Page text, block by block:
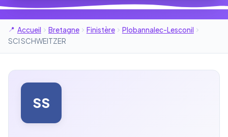
Accueil Bretagne Finistère
Plobannalec-Lesconil
SCI SCHWEITZER
SS